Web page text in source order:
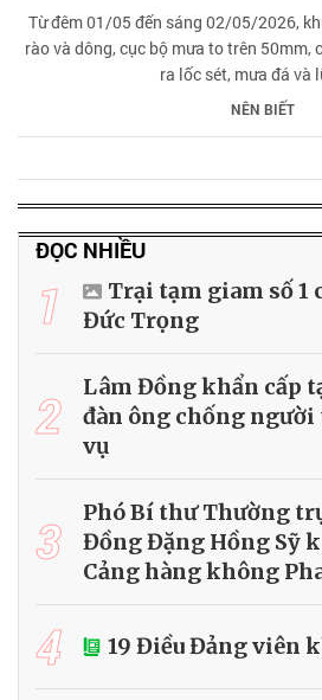
Từ đêm 01/05 đến sáng 02/05/2026,
rào và dông, cục bộ mưa to trên 50mm,
ra lốc sét, mưa đá và
NÊN BIẾT
ĐỌC NHIỀU
1
Trại tạm giam số 1
Đức Trọng
2
Lâm Đồng khẩn cấp
đàn ông chống
vụ
3
Phó Bí thư Thường
Đồng Đặng Hồng Sỹ
Cảng hàng không
4 19 Điều Đảng viên